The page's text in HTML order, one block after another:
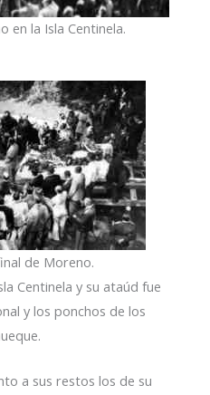
en la Isla Centinela.
de Moreno.
Centinela y su ataúd fue
y los ponchos de los
a sus restos los de su